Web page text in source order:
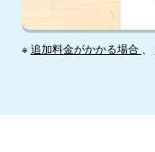
※追加料金がかかる場合